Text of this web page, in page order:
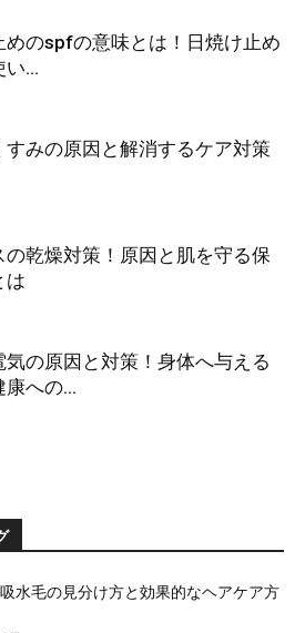
めのspfの意味とは！日焼け止め
い...
すみの原因と解消するケア対策
の乾燥対策！原因と肌を守る保
は
気の原因と対策！身体へ与える
康への...
水毛の見分け方と効果的なヘアケア方